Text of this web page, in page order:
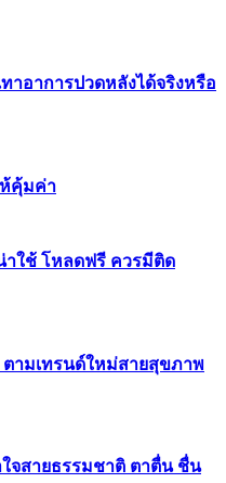
าอาการปวดหลังได้จริงหรือ
ห้คุ้มค่า
าใช้ โหลดฟรี ควรมีติด
ามเทรนด์ใหม่สายสุขภาพ
จสายธรรมชาติ ตาตื่น ชื่น